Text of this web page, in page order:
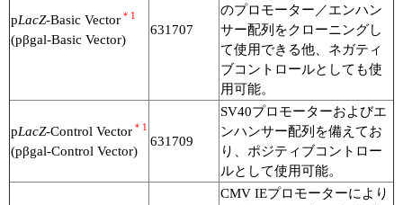
pLacZ-Basic Vector ＊1
(pβgal-Basic Vector)
631707
のプロモーター／エンハン
サー配列をクローニングし
て使用できる他、ネガティ
ブコントロールとしても使
用可能。
pLacZ-Control Vector ＊1
(pβgal-Control Vector)
631709
SV40プロモーターおよびエ
ンハンサー配列を備えてお
り、ポジティブコントロー
ルとして使用可能。
CMV IEプロモーターにより